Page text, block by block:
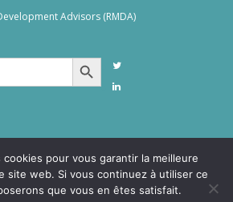
Advisors (RMDA)
Search Button
pour vous garantir la meilleure
site web. Si vous continuez à utiliser ce
que vous en êtes satisfait.